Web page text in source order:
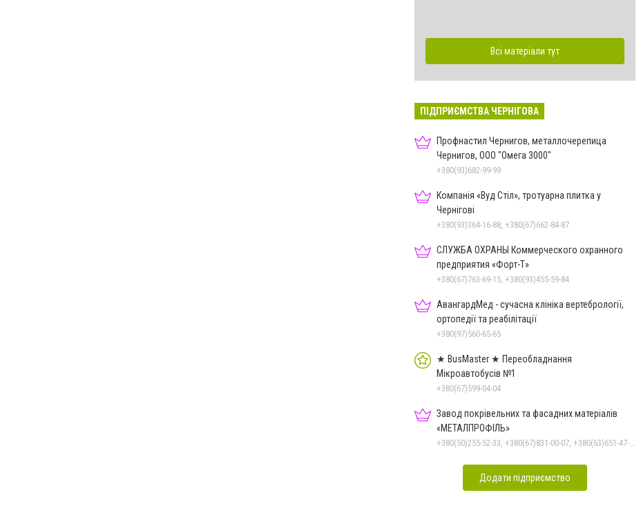
Всі матеріали тут
ПІДПРИЄМСТВА ЧЕРНІГОВА
Профнастил Чернигов, металлочерепица
Чернигов, ООО "Омега 3000"
+380(93)682-99-99
Компанія «Вуд Стіл», тротуарна плитка у
Чернігові
+380(93)364-16-88, +380(67)662-84-87
СЛУЖБА ОХРАНЫ Коммерческого охранного
предприятия «Форт-Т»
+380(67)763-69-15, +380(93)455-59-84
АвангардМед - сучасна клініка вертебрології,
ортопедії та реабілітації
+380(97)560-65-65
★ BusMaster ★ Переобладнання
Мікроавтобусів №1
+380(67)599-04-04
Завод покрівельних та фасадних матеріалів
«МЕТАЛПРОФІЛЬ»
Додати підприємство